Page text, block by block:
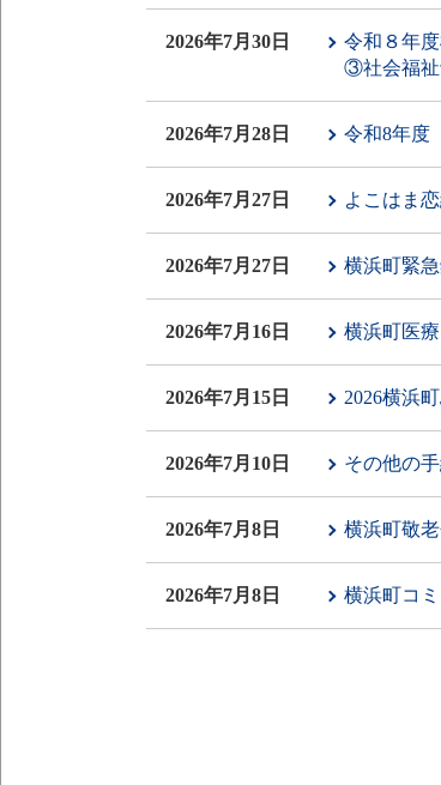
2026年7月30日
令和８年
③社会福祉
2026年7月28日 令和8年度
2026年7月27日 よこはま
2026年7月27日 横浜町緊
2026年7月16日 横浜町医
2026年7月15日 2026横浜
2026年7月10日 その他の
2026年7月8日 横浜町敬
2026年7月8日 横浜町コ